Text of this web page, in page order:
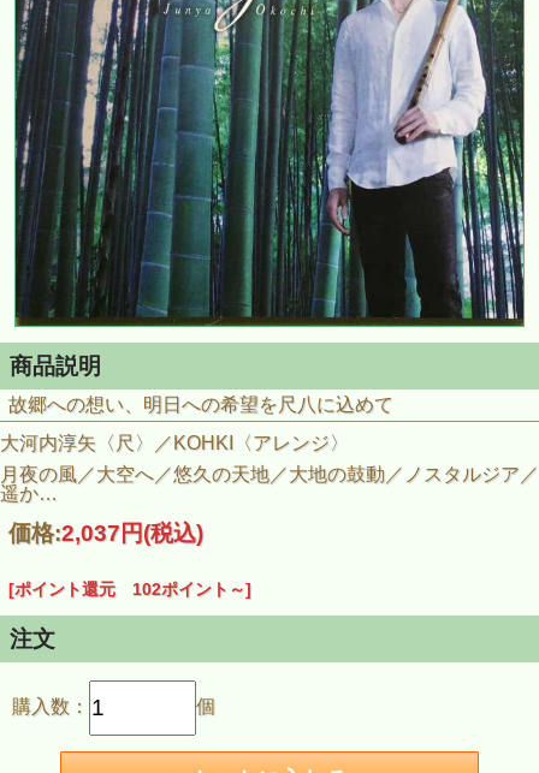
商品説明
故郷への想い、明日への希望を尺八に込めて
大河内淳矢〈尺〉／KOHKI〈アレンジ〉
月夜の風／大空へ／悠久の天地／大地の鼓動／ノスタルジア／
遥か…
価格:2,037円(税込)
[ポイント還元 102ポイント～]
注文
購入数： 個